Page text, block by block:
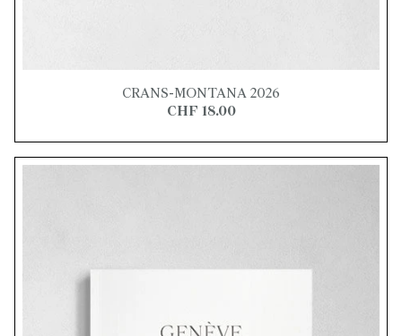
CRANS-MONTANA 2026
CHF 18.00